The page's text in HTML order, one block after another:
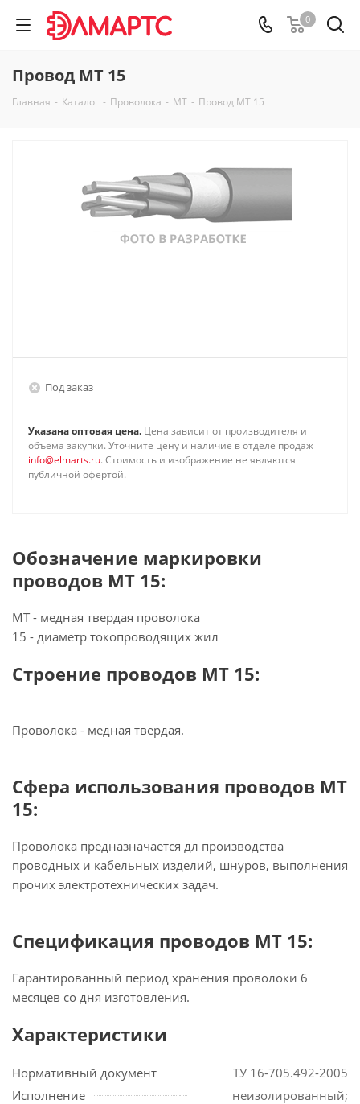
0
Провод МТ 15
Главная - Каталог - Проволока - МТ - Провод МТ 15
Под заказ
Указана оптовая цена. Цена зависит от производителя и
объема закупки. Уточните цену и наличие в отделе продаж
info@elmarts.ru. Стоимость и изображение не являются
публичной офертой.
Обозначение маркировки
проводов МТ 15:
МТ - медная твердая проволока
15 - диаметр токопроводящих жил
Строение проводов МТ 15:
Проволока - медная твердая.
Сфера использования проводов МТ
15:
Проволока предназначается дл производства
проводных и кабельных изделий, шнуров, выполнения
прочих электротехнических задач.
Спецификация проводов МТ 15:
Гарантированный период хранения проволоки 6
месяцев со дня изготовления.
Характеристики
Нормативный документ
ТУ 16-705.492-2005
Исполнение
неизолированный;